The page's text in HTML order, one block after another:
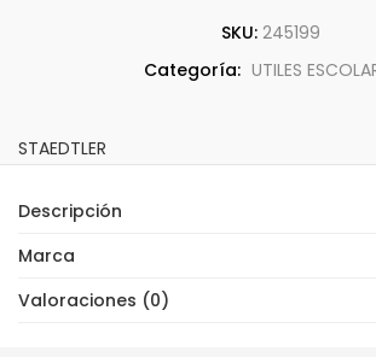
SKU: 245199
Categoría: UTILES
STAEDTLER
Descripción
Marca
Valoraciones (0)